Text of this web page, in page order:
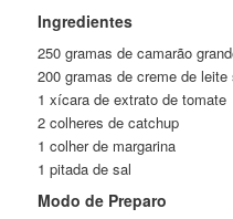
Ingredientes
250 gramas de camarão
200 gramas de creme de leite
1 xícara de extrato de tomate
2 colheres de catchup
1 colher de margarina
1 pitada de sal
Modo de Preparo